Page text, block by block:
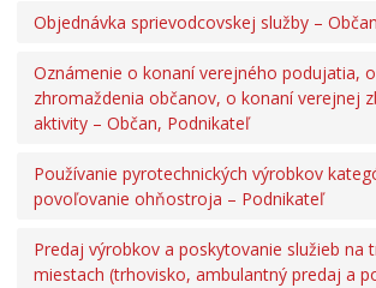
Objednávka sprievodcovskej služby – Občan
Oznámenie o konaní verejného podujatia,
zhromaždenia občanov, o konaní verejnej
aktivity – Občan, Podnikateľ
Používanie pyrotechnických výrobkov
povoľovanie ohňostroja – Podnikateľ
Predaj výrobkov a poskytovanie služieb na
miestach (trhovisko, ambulantný predaj a